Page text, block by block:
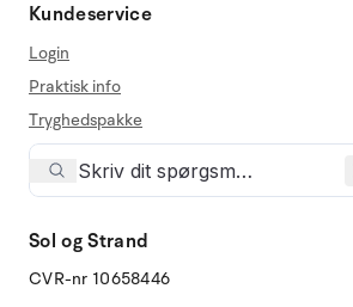
Kundeservice
Login
Praktisk info
Tryghedspakke
Sol og Strand
CVR-nr 10658446